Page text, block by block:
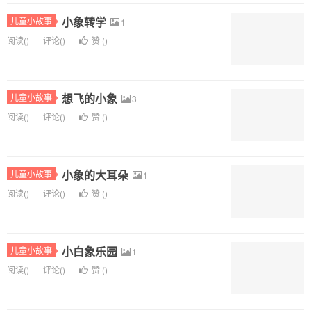
儿童小故事 小象转学
1
阅读() 评论() 赞 ()
儿童小故事 想飞的小象
3
阅读() 评论() 赞 ()
儿童小故事 小象的大耳朵
1
阅读() 评论() 赞 ()
儿童小故事 小白象乐园
1
阅读() 评论() 赞 ()